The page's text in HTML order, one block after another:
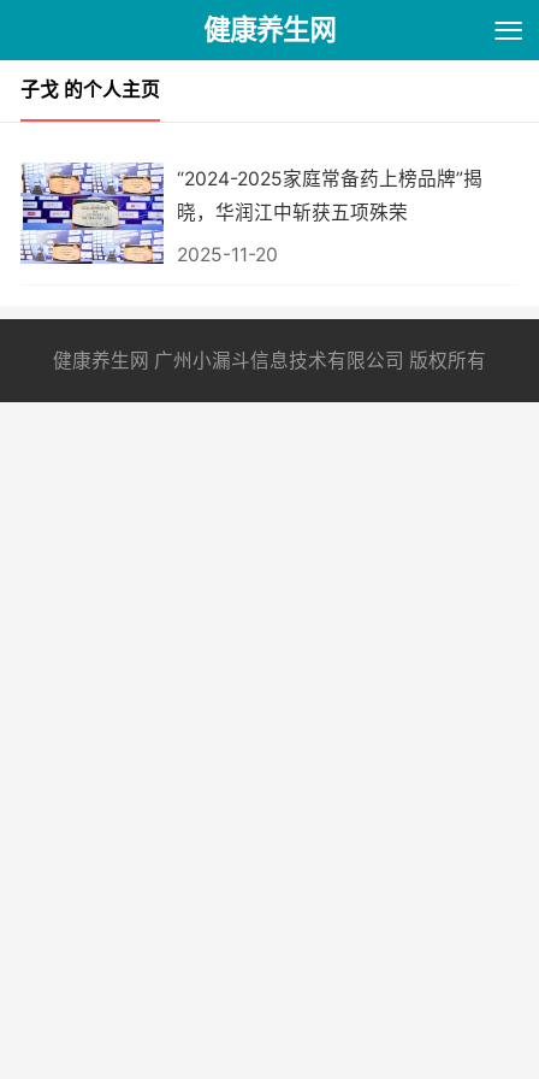
健康养生网
子戈 的个人主页
“2024-2025家庭常备药上榜品牌”揭
晓，华润江中斩获五项殊荣
2025-11-20
健康养生网 广州小漏斗信息技术有限公司 版权所有